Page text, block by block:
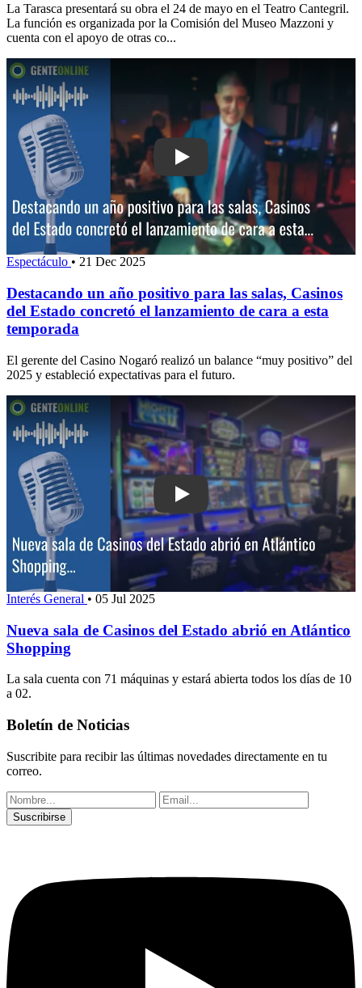
La Tarasca presentará su obra el 24 de mayo en el Teatro Cantegril.
La función es organizada por la Comisión del Museo Mazzoni y
cuenta con el apoyo de otras co...
Play: Destacando un año positivo
Espectáculo • 21 Dec 2025
Destacando un año positivo para las salas, Casinos
del Estado concretó el lanzamiento de cara a esta
temporada
El gerente del Casino Nogaró realizó un balance “muy positivo” del
2025 y estableció expectativas para el futuro.
Play: Nueva sala de Casinos del
Interés General • 05 Jul 2025
Nueva sala de Casinos del Estado abrió en Atlántico
Shopping
La sala cuenta con 71 máquinas y estará abierta todos los días de 10
a 02.
Boletín de Noticias
Suscribite para recibir las últimas novedades directamente en tu
correo.
Suscribirse